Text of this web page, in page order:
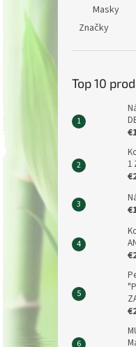
Masky
Značky
Top 10
1